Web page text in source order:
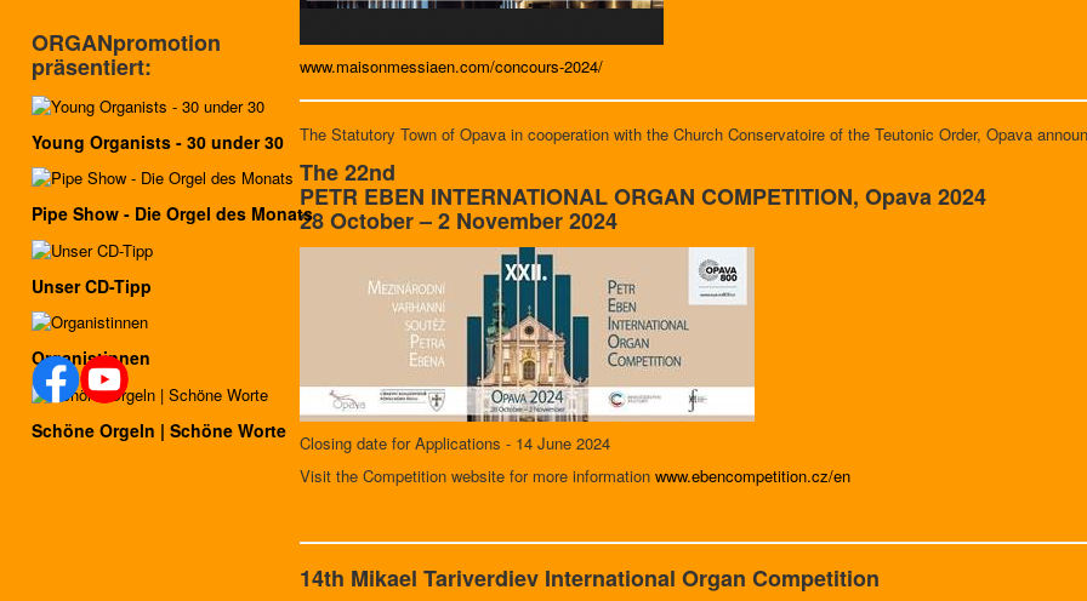
www.maisonmessiaen.com/concours-2024/
The Statutory Town of Opava in cooperation with the Church Conservatoire of the Teutonic Order, Opava
The 22nd
PETR EBEN INTERNATIONAL ORGAN COMPETITION, Opava 2024
28 October – 2 November 2024
Closing date for Applications - 14 June 2024
Visit the Competition website for more information www.ebencompetition.cz/en
14th Mikael Tariverdiev International Organ Competition
ORGANpromotion
präsentiert:
Young Organists - 30 under 30
Pipe Show - Die Orgel des Monats
Unser CD-Tipp
Organistinnen
Schöne Orgeln | Schöne Worte